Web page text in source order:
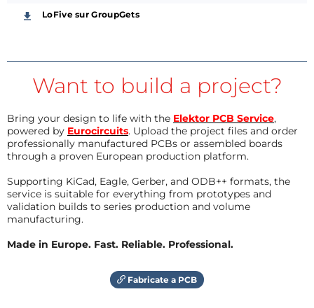
LoFive sur GroupGets
Want to build a project?
Bring your design to life with the Elektor PCB Service,
powered by Eurocircuits. Upload the project files and order
professionally manufactured PCBs or assembled boards
through a proven European production platform.
Supporting KiCad, Eagle, Gerber, and ODB++ formats, the
service is suitable for everything from prototypes and
validation builds to series production and volume
manufacturing.
Made in Europe. Fast. Reliable. Professional.
Fabricate a PCB